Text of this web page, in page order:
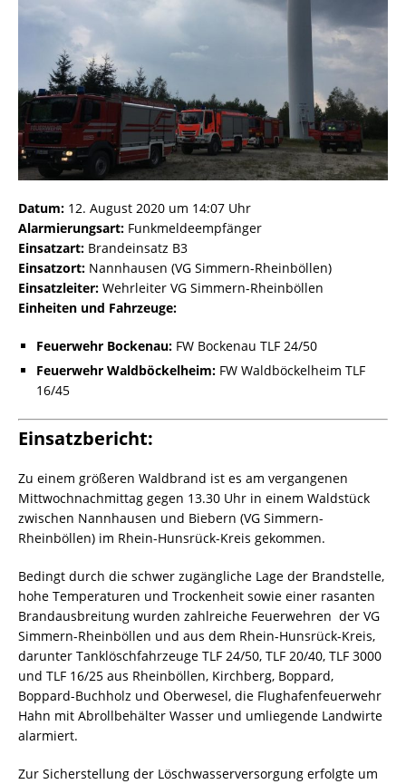
Datum: 12. August 2020 um 14:07 Uhr
Alarmierungsart: Funkmeldeempfänger
Einsatzart: Brandeinsatz B3
Einsatzort: Nannhausen (VG Simmern-Rheinböllen)
Einsatzleiter: Wehrleiter VG Simmern-Rheinböllen
Einheiten und Fahrzeuge:
Feuerwehr Bockenau: FW Bockenau TLF 24/50
Feuerwehr Waldböckelheim: FW Waldböckelheim TLF
16/45
Einsatzbericht:
Zu einem größeren Waldbrand ist es am vergangenen
Mittwochnachmittag gegen 13.30 Uhr in einem Waldstück
zwischen Nannhausen und Biebern (VG Simmern-
Rheinböllen) im Rhein-Hunsrück-Kreis gekommen.
Bedingt durch die schwer zugängliche Lage der Brandstelle,
hohe Temperaturen und Trockenheit sowie einer rasanten
Brandausbreitung wurden zahlreiche Feuerwehren der VG
Simmern-Rheinböllen und aus dem Rhein-Hunsrück-Kreis,
darunter Tanklöschfahrzeuge TLF 24/50, TLF 20/40, TLF 3000
und TLF 16/25 aus Rheinböllen, Kirchberg, Boppard,
Boppard-Buchholz und Oberwesel, die Flughafenfeuerwehr
Hahn mit Abrollbehälter Wasser und umliegende Landwirte
alarmiert.
Zur Sicherstellung der Löschwasserversorgung erfolgte um